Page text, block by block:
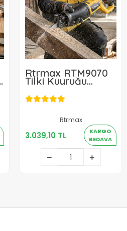
Rtrmax RTM9070
Tilki Kuyruğu
Testere 710W
Rtrmax
3.039,10 TL
KARGO
BEDAVA
3.039,10 TL
Sepete Ekle